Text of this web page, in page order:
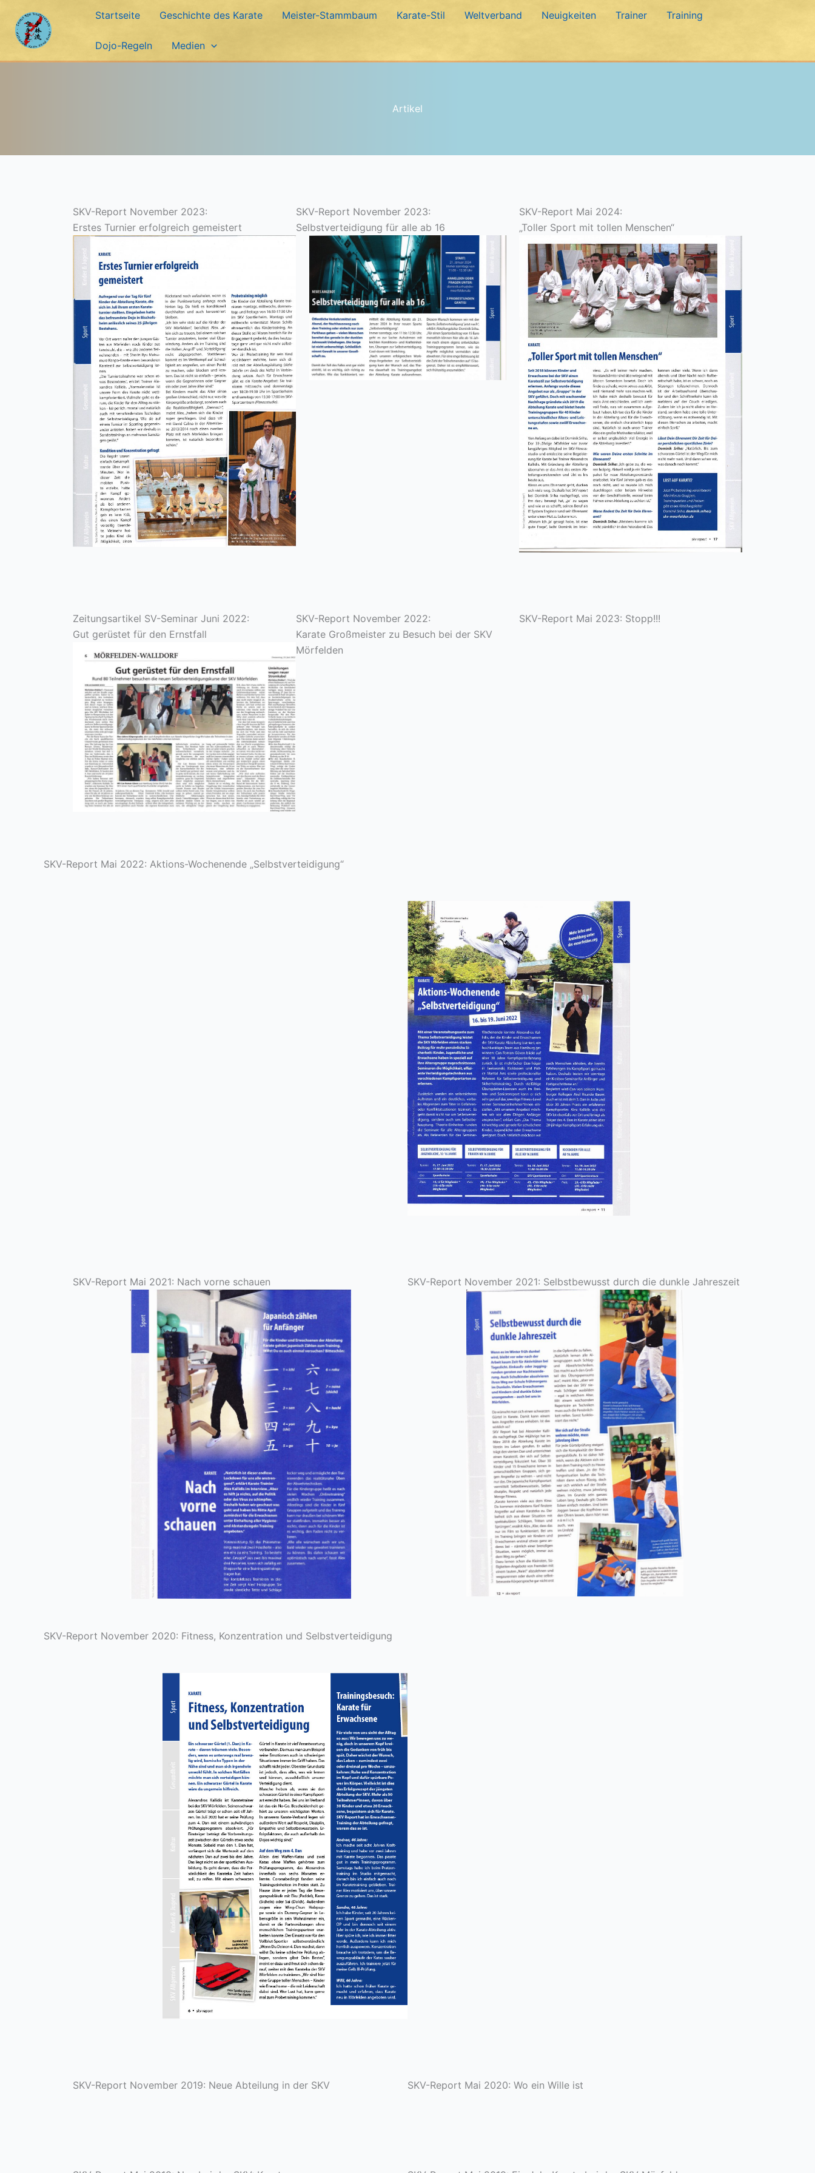
Inhalt
springen
Startseite Geschichte des Karate Meister-Stammbaum Karate-Stil Weltverband Neuigkeiten Trainer Training
Dojo-Regeln Medien
Artikel
SKV-Report November 2023:
Erstes Turnier erfolgreich gemeistert
SKV-Report November 2023:
Selbstverteidigung für alle ab 16
SKV-Report Mai 2024:
„Toller Sport mit tollen Menschen“
Zeitungsartikel SV-Seminar Juni 2022:
Gut gerüstet für den Ernstfall
SKV-Report November 2022:
Karate Großmeister zu Besuch bei der SKV
Mörfelden
SKV-Report Mai 2023: Stopp!!!
SKV-Report Mai 2022: Aktions-Wochenende „Selbstverteidigung“
SKV-Report Mai 2021: Nach vorne schauen SKV-Report November 2021: Selbstbewusst durch die dunkle Jahreszeit
SKV-Report November 2020: Fitness, Konzentration und Selbstverteidigung
SKV-Report November 2019: Neue Abteilung in der SKV SKV-Report Mai 2020: Wo ein Wille ist